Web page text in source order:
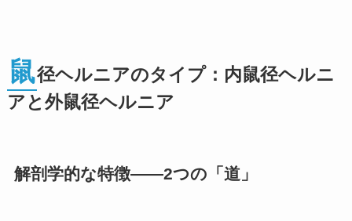
鼠径ヘルニアのタイプ：内鼠径ヘルニ
アと外鼠径ヘルニア
解剖学的な特徴――2つの「道」